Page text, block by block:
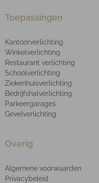
Toepassingen
Kantoorverlichting
Winkelverlichting
Restaurant verlichting
Schoolverlichting
Ziekenhuisverlichting
Bedrijfshalverlichting
Parkeergarages
Gevelverlichting
Overig
Algemene voorwaarden
Privacybeleid